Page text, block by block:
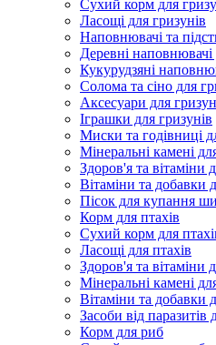
Сухий корм для
Ласощі для гризунів
Наповнювачі та
Деревні наповнювачі
Кукурудзяні
Солома та сіно для
Аксесуари для
Іграшки для гризунів
Миски та годівниці
Мінеральні камені
Здоров'я та вітаміни
Вітаміни та добавки
Пісок для купання
Корм для птахів
Сухий корм для
Ласощі для птахів
Здоров'я та вітаміни
Мінеральні камені
Вітаміни та добавки
Засоби від паразитів
Корм для риб